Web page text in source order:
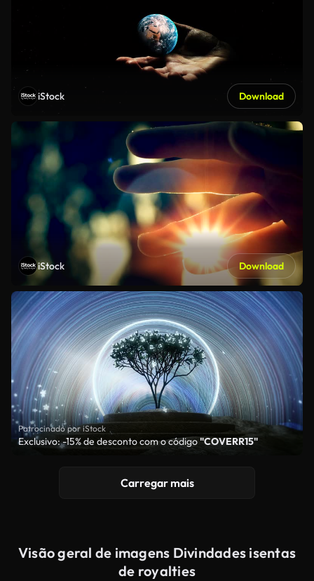
iStock Download
iStock Download
Patrocinado por iStock
Exclusivo: -15% de desconto com o código"COVERR15"
Carregar mais
Visão geral de imagens Divindades isentas
de royalties